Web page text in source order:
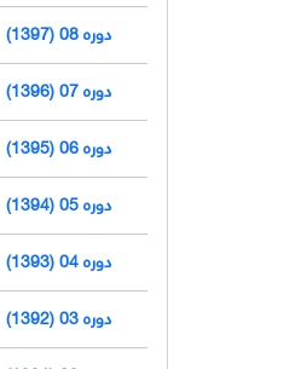
دوره 08 (1397)
دوره 07 (1396)
دوره 06 (1395)
دوره 05 (1394)
دوره 04 (1393)
دوره 03 (1392)